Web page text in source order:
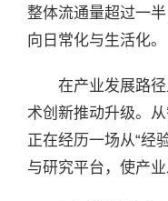
整体流通量超过一
向日常化与生活化。
在产业发展路
术创新推动升级。
正在经历一场从“经
与研究平台，使产